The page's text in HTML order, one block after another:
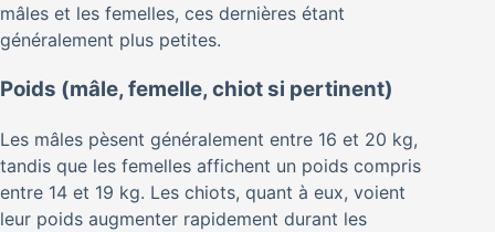
mâles et les femelles, ces dernières étant
généralement plus petites.
Poids (mâle, femelle, chiot si pertinent)
Les mâles pèsent généralement entre 16 et 20 kg,
tandis que les femelles affichent un poids compris
entre 14 et 19 kg. Les chiots, quant à eux, voient
leur poids augmenter rapidement durant les